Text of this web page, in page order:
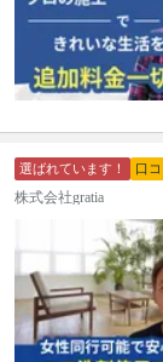
選ばれています！ 口
株式会社gratia